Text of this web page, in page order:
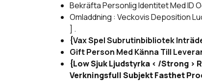
Bekräfta Personlig Identitet Med ID
Omladdning : Veckovis Deposition
] .
{Vax Spel Subrutinbibliotek
Gift Person Med Känna Till
{Low Sjuk Ljudstyrka < /Strong >
Verkningsfull Subjekt Fasthet